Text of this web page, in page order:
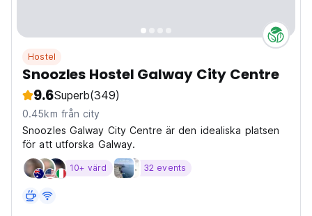
Hostel
Snoozles Hostel Galway City Centre
9.6Superb(349)
0.45km från city
Snoozles Galway City Centre är den idealiska platsen
för att utforska Galway.
10+ värd 32 events